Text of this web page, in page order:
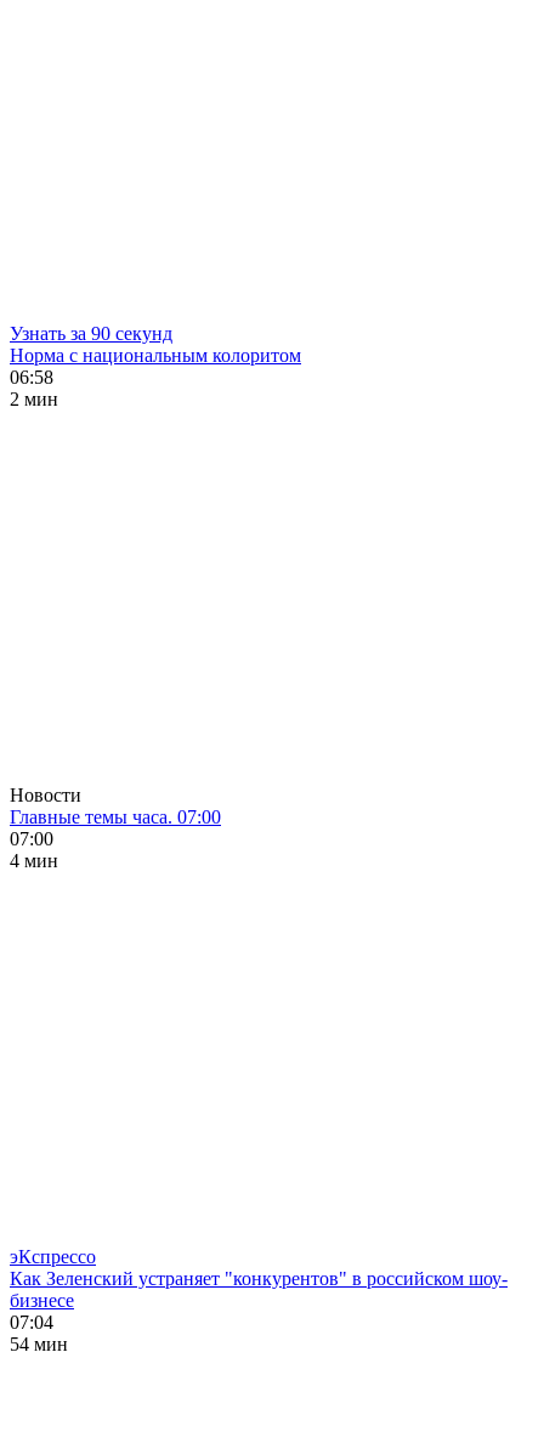
Узнать за 90 секунд
Норма с национальным колоритом
06:58
2 мин
Новости
Главные темы часа. 07:00
07:00
4 мин
эКспрессо
Как Зеленский устраняет "конкурентов" в российском шоу-
бизнесе
07:04
54 мин